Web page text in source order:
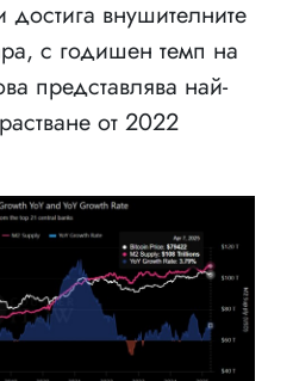
внушителните
с годишен темп на
представлява най-
от 2022